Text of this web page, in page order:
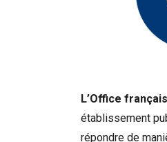
L’Office
établissement
répondre de